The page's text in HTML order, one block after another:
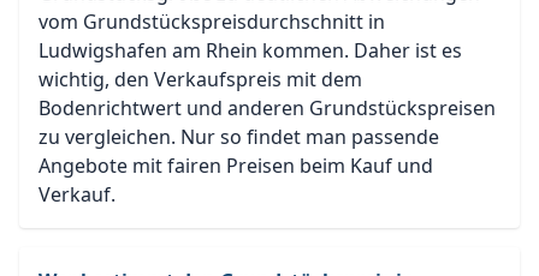
vom Grundstückspreisdurchschnitt in
Ludwigshafen am Rhein kommen. Daher ist es
wichtig, den Verkaufspreis mit dem
Bodenrichtwert und anderen Grundstückspreisen
zu vergleichen. Nur so findet man passende
Angebote mit fairen Preisen beim Kauf und
Verkauf.